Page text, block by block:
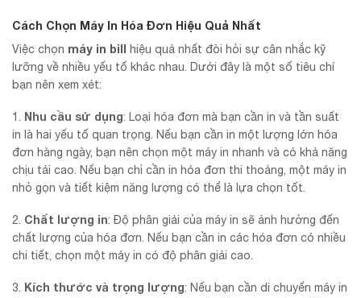
Cách Chọn Máy In Hóa Đơn Hiệu Quả Nhất
Việc chọn máy in bill hiệu quả nhất đòi hỏi sự cân nhắc kỹ
lưỡng về nhiều yếu tố khác nhau. Dưới đây là một số tiêu chí
bạn nên xem xét:
1. Nhu cầu sử dụng: Loại hóa đơn mà bạn cần in và tần suất
in là hai yếu tố quan trọng. Nếu bạn cần in một lượng lớn hóa
đơn hàng ngày, bạn nên chọn một máy in nhanh và có khả năng
chịu tải cao. Nếu bạn chỉ cần in hóa đơn thi thoảng, một máy in
nhỏ gọn và tiết kiệm năng lượng có thể là lựa chọn tốt.
2. Chất lượng in: Độ phân giải của máy in sẽ ảnh hưởng đến
chất lượng của hóa đơn. Nếu bạn cần in các hóa đơn có nhiều
chi tiết, chọn một máy in có độ phân giải cao.
3. Kích thước và trọng lượng: Nếu bạn cần di chuyển máy in